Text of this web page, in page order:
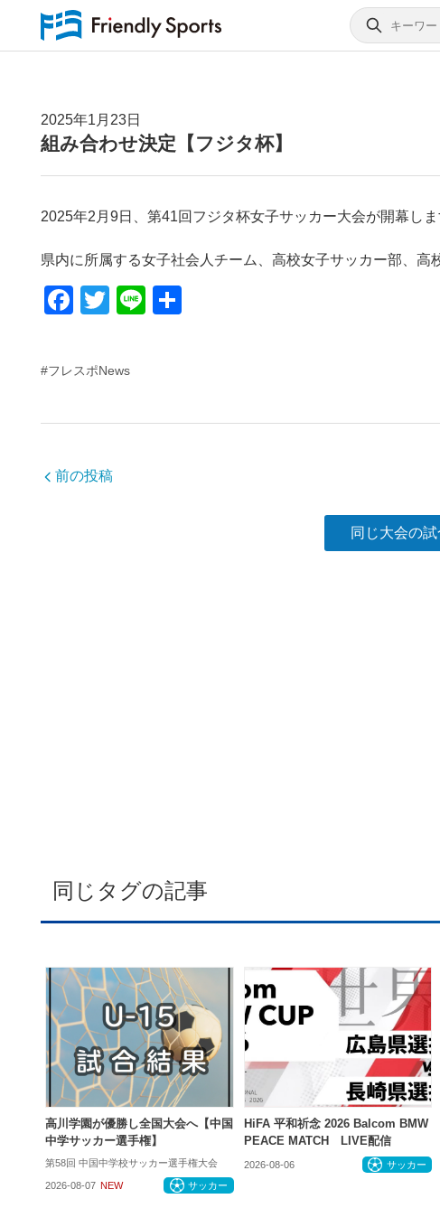
2025年1月23日
組み合わせ決定【フジタ杯】
2025年2月9日、第41回フジタ杯女子サッカー大会が開幕しま
県内に所属する女子社会人チーム、高校女子サッカー部、高
F
c
e
b
o
T
Li
#フレスポNews
前の投稿
同じ大会の
同じタグの記事
高川学園が優勝し全国大会へ【中国
中学サッカー選手権】
第58回 中国中学校サッカー選手権大会
2026-08-07 NEW サッカー
HiFA 平和祈念 2026 Balcom BMW
PEACE MATCH LIVE配信
2026-08-06 サッカー